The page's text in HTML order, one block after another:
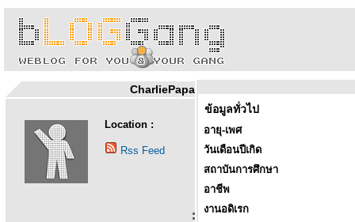
CharliePapa
Location :
Rss Feed
ข้อมูลทั่วไป
อายุ-เพศ
วันเดือนปีเกิด
สถาบันการศึกษา
อาชีพ
งานอดิเรก